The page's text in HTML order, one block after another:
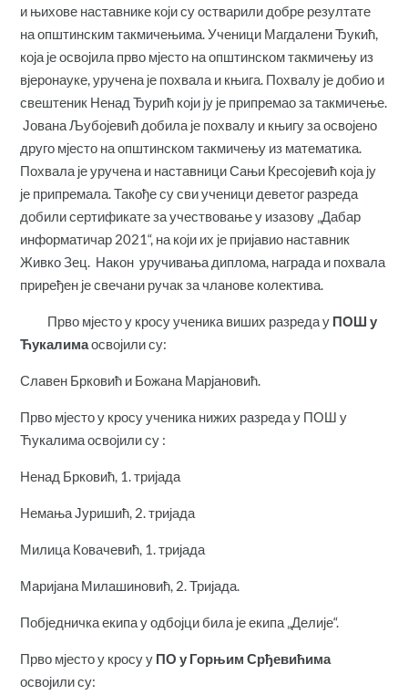
и њихове наставнике који су остварили добре резултате
на општинским такмичењима. Ученици Магдалени Ђукић,
која је освојила прво мјесто на општинском такмичењу из
вјеронауке, уручена је похвала и књига. Похвалу је добио и
свештеник Ненад Ђурић који ју је припремао за такмичење.
Јована Љубојевић добила је похвалу и књигу за освојено
друго мјесто на општинском такмичењу из математика.
Похвала је уручена и наставници Сањи Кресојевић која ју
је припремала. Такође су сви ученици деветог разреда
добили сертификате за учествовање у изазову „Дабар
информатичар 2021“, на који их је пријавио наставник
Живко Зец. Након уручивања диплома, награда и похвала
приређен је свечани ручак за чланове колектива.
Прво мјесто у кросу ученика виших разреда у ПОШ у
Ћукалимаосвојили су:
Славен Брковић и Божана Марјановић.
Прво мјесто у кросу ученика нижих разреда у ПОШ у
Ћукалима освојили су :
Ненад Брковић, 1. тријада
Немања Јуришић, 2. тријада
Милица Ковачевић, 1. тријада
Маријана Милашиновић, 2. Тријада.
Побједничка екипа у одбојци била је екипа „Делије“.
Прво мјесто у кросу у ПО у Горњим Срђевићима
освојили су: